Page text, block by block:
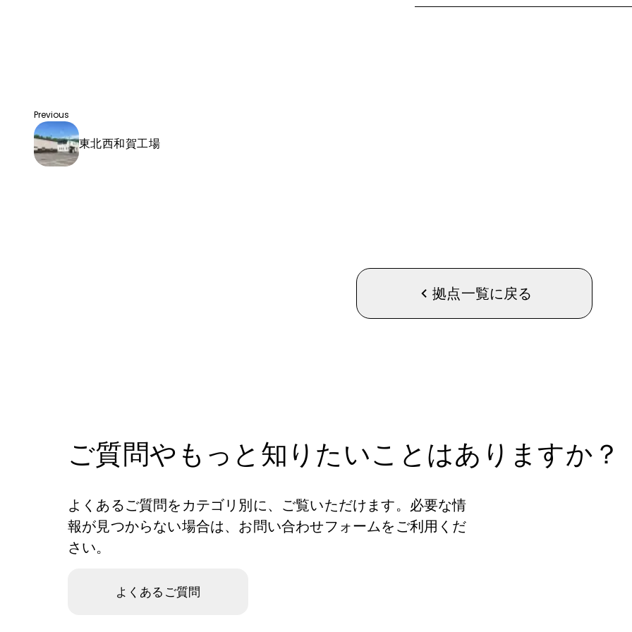
Previous
東北西和賀工場
拠点一覧に戻る
ご質問やもっと知りたいことはありますか？
よくあるご質問をカテゴリ別に、ご覧いただけます。必要な情
報が見つからない場合は、お問い合わせフォームをご利用くだ
さい。
よくあるご質問